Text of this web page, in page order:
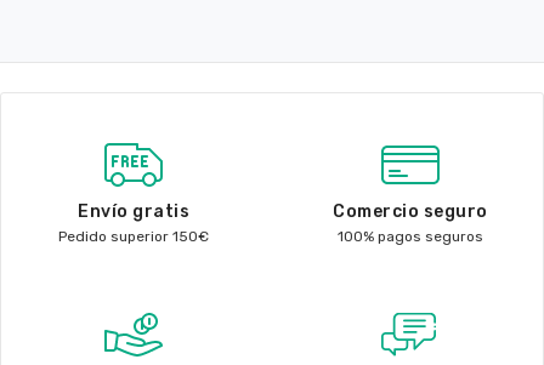
Envío gratis
Pedido superior 150€
Comercio seguro
100% pagos seguros